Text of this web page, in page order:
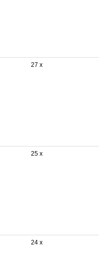
27 x
25 x
24 x